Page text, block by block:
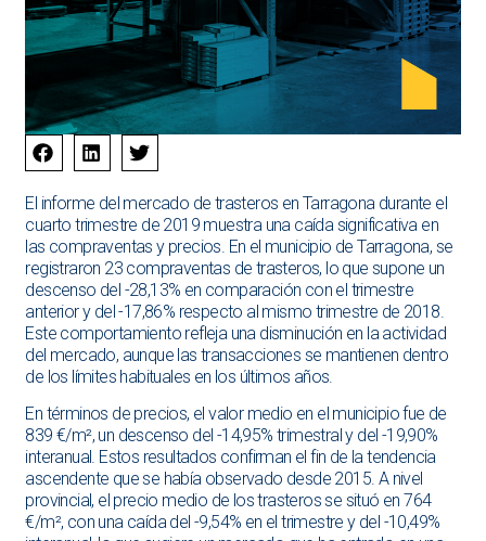
El informe del mercado de trasteros en Tarragona durante el
cuarto trimestre de 2019 muestra una caída significativa en
las compraventas y precios. En el municipio de Tarragona, se
registraron 23 compraventas de trasteros, lo que supone un
descenso del -28,13% en comparación con el trimestre
anterior y del -17,86% respecto al mismo trimestre de 2018.
Este comportamiento refleja una disminución en la actividad
del mercado, aunque las transacciones se mantienen dentro
de los límites habituales en los últimos años.
En términos de precios, el valor medio en el municipio fue de
839 €/m², un descenso del -14,95% trimestral y del -19,90%
interanual. Estos resultados confirman el fin de la tendencia
ascendente que se había observado desde 2015. A nivel
provincial, el precio medio de los trasteros se situó en 764
€/m², con una caída del -9,54% en el trimestre y del -10,49%